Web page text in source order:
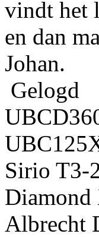
vindt het
en dan
Johan.
Gelogd
Sirio T3-
Diamond
Albrecht